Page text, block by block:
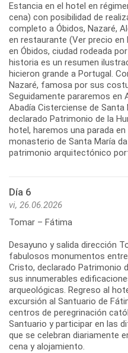
Estancia en el hotel en
cena) con posibilidad de
completo a Óbidos, Nazaré,
en restaurante (Ver precio
en Óbidos, ciudad rodeada
historia es un resumen
hicieron grande a Portugal.
Nazaré, famosa por sus
Seguidamente pararemos en
Abadía Cisterciense de Santa
declarado Patrimonio de la
hotel, haremos una parada
monasterio de Santa María
patrimonio arquitectónico
Día 6
vi, 26.06.2026
Tomar – Fátima
Desayuno y salida dirección
fabulosos monumentos
Cristo, declarado Patrimonio
sus innumerables
arqueológicas. Regreso al
excursión al Santuario de
centros de peregrinación
Santuario y participar en las
que se celebran diariamente
cena y alojamiento.